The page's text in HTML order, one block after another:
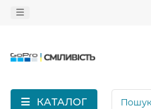
КАТАЛОГ